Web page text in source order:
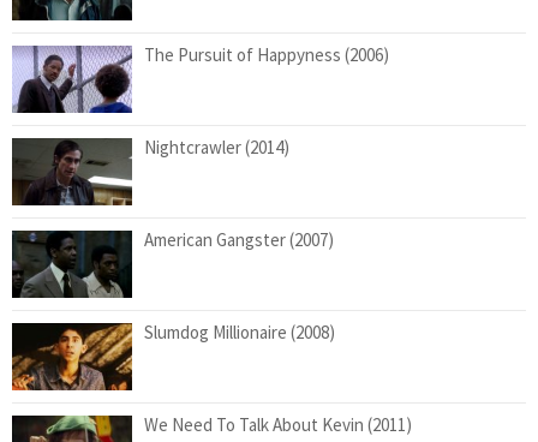
The Pursuit of Happyness (2006)
Nightcrawler (2014)
American Gangster (2007)
Slumdog Millionaire (2008)
We Need To Talk About Kevin (2011)